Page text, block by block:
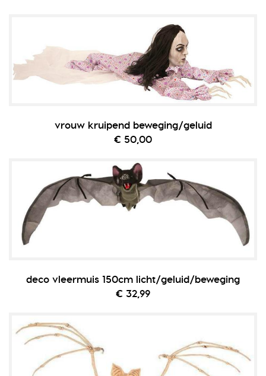
vrouw kruipend beweging/geluid
€ 50,00
deco vleermuis 150cm licht/geluid/beweging
€ 32,99